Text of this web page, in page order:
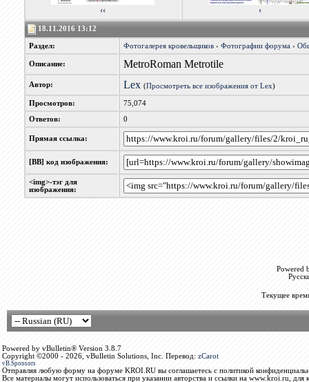
‹‹ ‹
18.11.2016 13:12
Раздел: Фотогалерея кровельщиков› Фотографии форума›
Описание: MetroRoman Metrotile
Автор: Lex (Просмотреть все изображения от Lex)
Просмотров: 75,074
Ответов: 0
Прямая ссылка:
[BB] код изображения:
<img>-тэг для
изображения:
Powered
Текущее
Powered by vBulletin® Version 3.8.7
Copyright ©2000 - 2026, vBulletin Solutions, Inc. Перевод: zCarot
vB.Sponsors
Отправляя любую форму на форуме KROI.RU вы соглашаетесь с политикой
Все материалы могут использоваться при указании авторства и ссылки на www.kroi.ru, для